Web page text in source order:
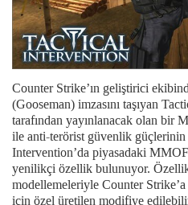
Counter Strike’ın geliştirici
(Gooseman) imzasını taşıyan
tarafından yayınlanacak olan bir
ile anti-terörist güvenlik güçlerinin
Intervention’da piyasadaki
yenilikçi özellik bulunuyor.
modellemeleriyle Counter
için özel üretilen modifiye